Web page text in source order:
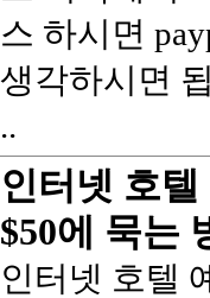
스 하시면
생각하시면
..
인터넷 호
$50에 묵는
인터넷 호텔